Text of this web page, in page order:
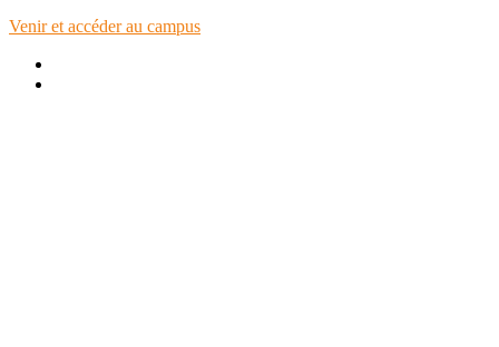
Venir et accéder au campus